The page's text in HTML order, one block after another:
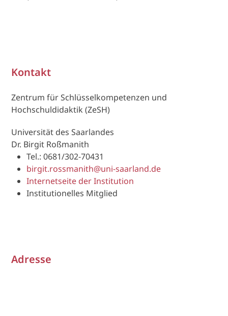
Kontakt
Zentrum für Schlüsselkompetenzen und
Hochschuldidaktik (ZeSH)
Universität des Saarlandes
Dr. Birgit Roßmanith
Tel.: 0681/302-70431
birgit.rossmanith@uni-saarland.de
Internetseite der Institution
Institutionelles Mitglied
Adresse